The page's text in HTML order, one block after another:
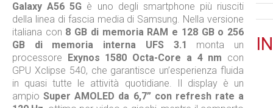
Galaxy A56 5G è uno degli smartphone più riusciti
della linea di fascia media di Samsung. Nella versione
italiana con 8 GB di memoria RAM e 128 GB o 256
GB di memoria interna UFS 3.1
monta un
processore
Exynos 1580 Octa-Core a 4 nm con
GPU Xclipse 540, che garantisce un’esperienza fluida
in quasi tutte le attività quotidiane. Il display è un
ampioSuper AMOLED da 6,7” con refresh rate a
IN